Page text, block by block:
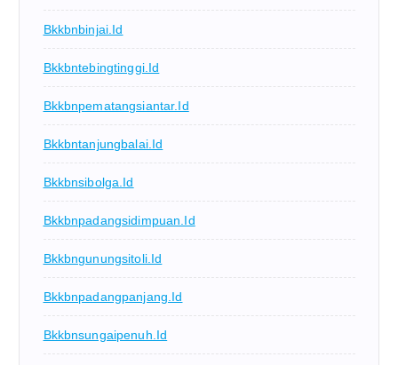
Bkkbnbinjai.id
Bkkbntebingtinggi.id
Bkkbnpematangsiantar.id
Bkkbntanjungbalai.id
Bkkbnsibolga.id
Bkkbnpadangsidimpuan.id
Bkkbngunungsitoli.id
Bkkbnpadangpanjang.id
Bkkbnsungaipenuh.id